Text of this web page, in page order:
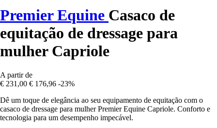
Premier Equine Casaco de
equitação de dressage para
mulher Capriole
A partir de
€ 231,00 € 176,96 -23%
Dê um toque de elegância ao seu equipamento de equitação com o
casaco de dressage para mulher Premier Equine Capriole. Conforto e
tecnologia para um desempenho impecável.